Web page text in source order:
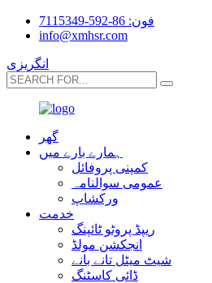
فون: 86-592-7115349
info@xmhsr.com
انگریزی
گھر
ہمارے بارے میں
کمپنی پروفائل
عمومی سوالنامہ
ورکشاپ
خدمت
ریپڈ پروٹو ٹائپنگ
انجکشن مولڈ
شیٹ میٹل تانے بانے
ڈائی کاسٹنگ